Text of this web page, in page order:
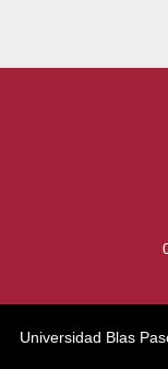
Universidad Blas